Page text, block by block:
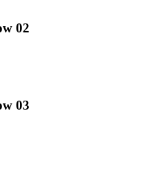
02
03